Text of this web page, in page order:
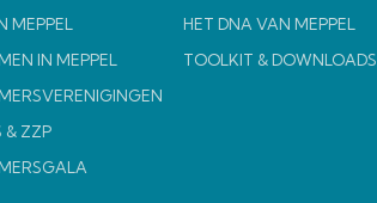
MEPPEL
IN MEPPEL
& ZZP
HET DNA VAN MEPPEL
TOOLKIT & DOWNLOADS